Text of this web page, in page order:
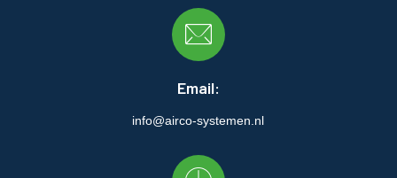
Email:
info@airco-systemen.nl